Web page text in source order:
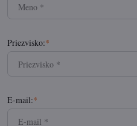
Priezvisko:*
E-mail:*